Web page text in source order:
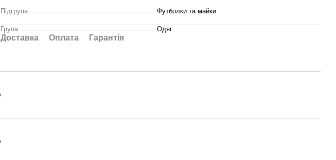
Підгрупа Футболки та майки
Група Одяг
Доставка Оплата Гарантія